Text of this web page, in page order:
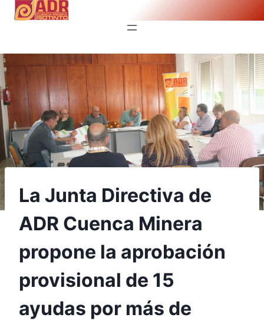
Saltar
La Junta Directiva de
ADR Cuenca Minera
propone la aprobación
provisional de 15
ayudas por más de